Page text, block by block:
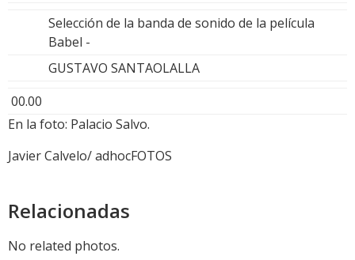
Selección de la banda de sonido de la película
Babel -
GUSTAVO SANTAOLALLA
00.00
En la foto: Palacio Salvo.
Javier Calvelo/ adhocFOTOS
Relacionadas
No related photos.